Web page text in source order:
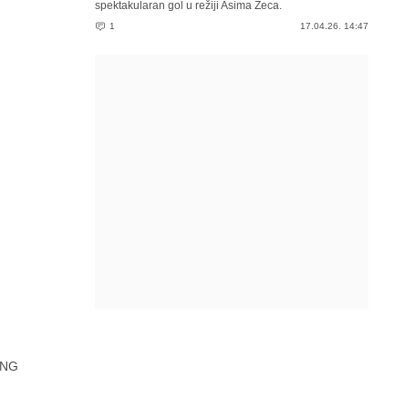
spektakularan gol u režiji Asima Zeca.
1 17.04.26. 14:47